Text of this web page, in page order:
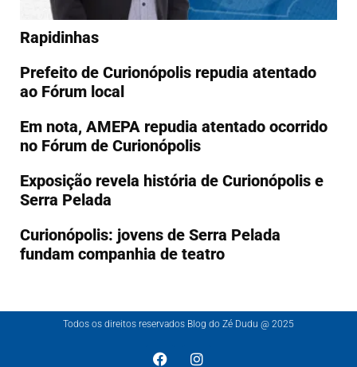
Rapidinhas
Prefeito de Curionópolis repudia atentado
ao Fórum local
Em nota, AMEPA repudia atentado ocorrido
no Fórum de Curionópolis
Exposição revela história de Curionópolis e
Serra Pelada
Curionópolis: jovens de Serra Pelada
fundam companhia de teatro
Todos os direitos reservados Blog do Zé Dudu @ 2025